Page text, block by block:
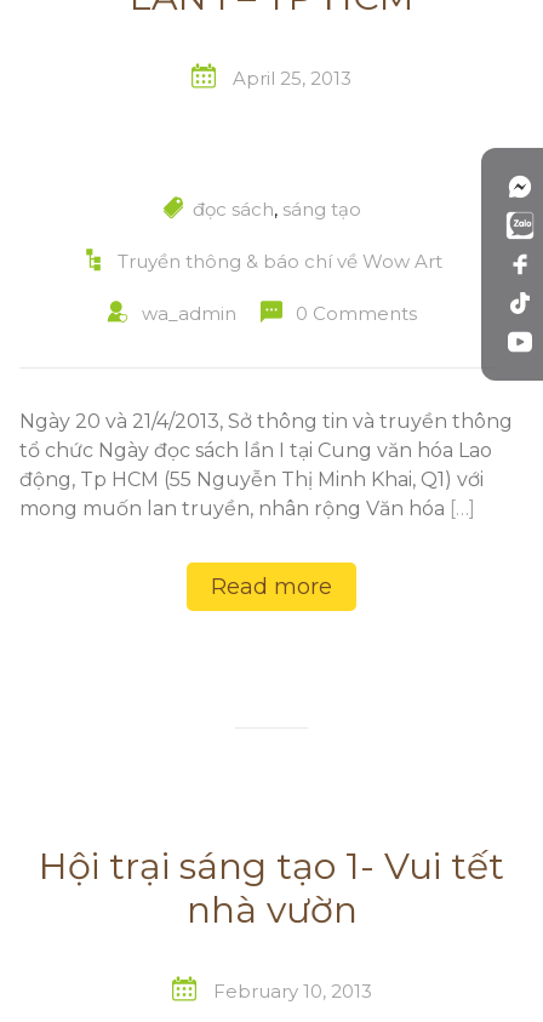
April 25, 2013
đọc sách, sáng tạo
Truyền thông & báo chí về Wow Art
wa_admin 0 Comments
Ngày 20 và 21/4/2013, Sở thông tin và truyền thông
tổ chức Ngày đọc sách lần I tại Cung văn hóa Lao
động, Tp HCM (55 Nguyễn Thị Minh Khai, Q1) với
mong muốn lan truyền, nhân rộng Văn hóa […]
Read more
Hội trại sáng tạo 1- Vui tết
nhà vườn
February 10, 2013